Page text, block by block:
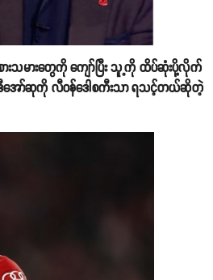
ားသမားတွေကို ကျော်ပြီး သူ့ကို ထိပ်ဆုံးပို့လိုက်
းဒီအော်ဆုကို လီဝန်ဒေါစကီးသာ ရသင့်တယ်ဆိုတဲ့